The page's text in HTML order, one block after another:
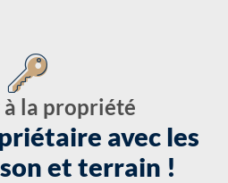
à la propriété
avec les
et terrain !